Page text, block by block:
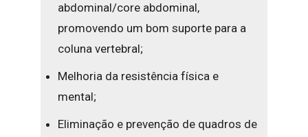
abdominal/core abdominal,
promovendo um bom suporte para a
coluna vertebral;
Melhoria da resistência física e
mental;
Eliminação e prevenção de quadros de